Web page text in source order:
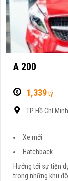
A 200
1,339tỷ
TP Hồ Chí Minh
Xe mới
Hatchback
Hướng tới sự tiện
trong những khu